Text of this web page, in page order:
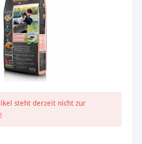
steht derzeit nicht zur